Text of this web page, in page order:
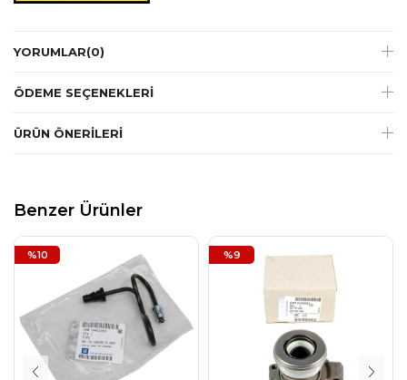
YORUMLAR(0)
ÖDEME SEÇENEKLERI
ÜRÜN ÖNERILERI
Benzer Ürünler
%10 %9